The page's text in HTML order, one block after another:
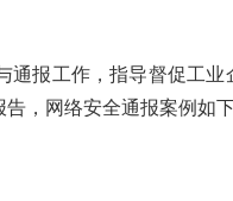
报工作，指导督促工
，网络安全通报案例如下